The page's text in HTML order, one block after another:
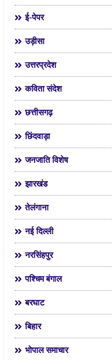
ई-पेपर
उड़ीसा
उत्तरप्रदेश
कविता संदेश
छत्तीसगढ़
छिंदवाड़ा
जनजाति विशेष
झारखंड
तेलंगाना
नई दिल्ली
नरसिंहपुर
पश्चिम बंगाल
बरघाट
बिहार
भोपाल समाचार